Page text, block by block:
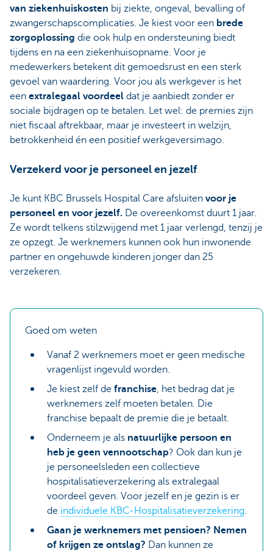
van ziekenhuiskosten bij ziekte, ongeval, bevalling of
zwangerschapscomplicaties. Je kiest voor een brede
zorgoplossing die ook hulp en ondersteuning biedt
tijdens en na een ziekenhuisopname. Voor je
medewerkers betekent dit gemoedsrust en een sterk
gevoel van waardering. Voor jou als werkgever is het
een extralegaal voordeel dat je aanbiedt zonder er
sociale bijdragen op te betalen. Let wel: de premies zijn
niet fiscaal aftrekbaar, maar je investeert in welzijn,
betrokkenheid én een positief werkgeversimago.
Verzekerd voor je personeel en jezelf
Je kunt KBC Brussels Hospital Care afsluiten voor je
personeel en voor jezelf. De overeenkomst duurt 1 jaar.
Ze wordt telkens stilzwijgend met 1 jaar verlengd, tenzij je
ze opzegt. Je werknemers kunnen ook hun inwonende
partner en ongehuwde kinderen jonger dan 25
verzekeren.
Goed om weten
Vanaf 2 werknemers moet er geen medische
vragenlijst ingevuld worden.
Je kiest zelf de franchise, het bedrag dat je
werknemers zelf moeten betalen. Die
franchise bepaalt de premie die je betaalt.
Onderneem je als natuurlijke persoon en
heb je geen vennootschap? Ook dan kun je
je personeelsleden een collectieve
hospitalisatieverzekering als extralegaal
voordeel geven. Voor jezelf en je gezin is er
de individuele KBC-Hospitalisatieverzekering.
Gaan je werknemers met pensioen? Nemen
of krijgen ze ontslag? Dan kunnen ze